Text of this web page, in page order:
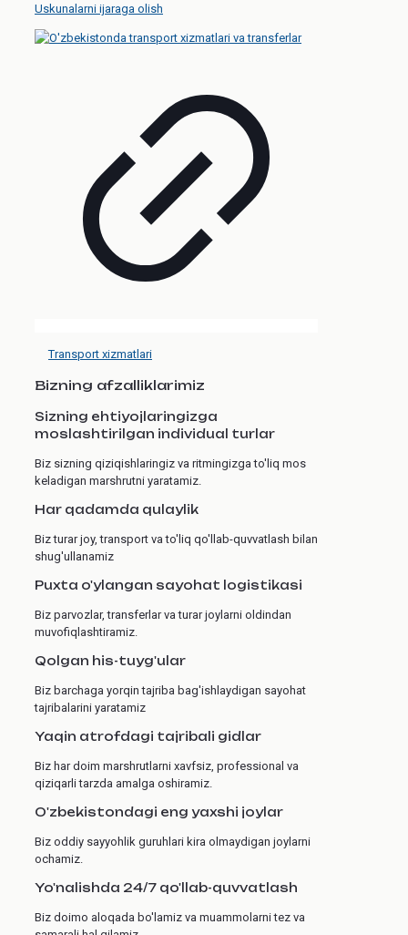
Uskunalarni ijaraga olish
Transport xizmatlari
Bizning afzalliklarimiz
Sizning ehtiyojlaringizga
moslashtirilgan individual turlar
Biz sizning qiziqishlaringiz va ritmingizga to'liq mos
keladigan marshrutni yaratamiz.
Har qadamda qulaylik
Biz turar joy, transport va to'liq qo'llab-quvvatlash bilan
shug'ullanamiz
Puxta o'ylangan sayohat logistikasi
Biz parvozlar, transferlar va turar joylarni oldindan
muvofiqlashtiramiz.
Qolgan his-tuyg'ular
Biz barchaga yorqin tajriba bag'ishlaydigan sayohat
tajribalarini yaratamiz
Yaqin atrofdagi tajribali gidlar
Biz har doim marshrutlarni xavfsiz, professional va
qiziqarli tarzda amalga oshiramiz.
O'zbekistondagi eng yaxshi joylar
Biz oddiy sayyohlik guruhlari kira olmaydigan joylarni
ochamiz.
Yo'nalishda 24/7 qo'llab-quvvatlash
Biz doimo aloqada bo'lamiz va muammolarni tez va